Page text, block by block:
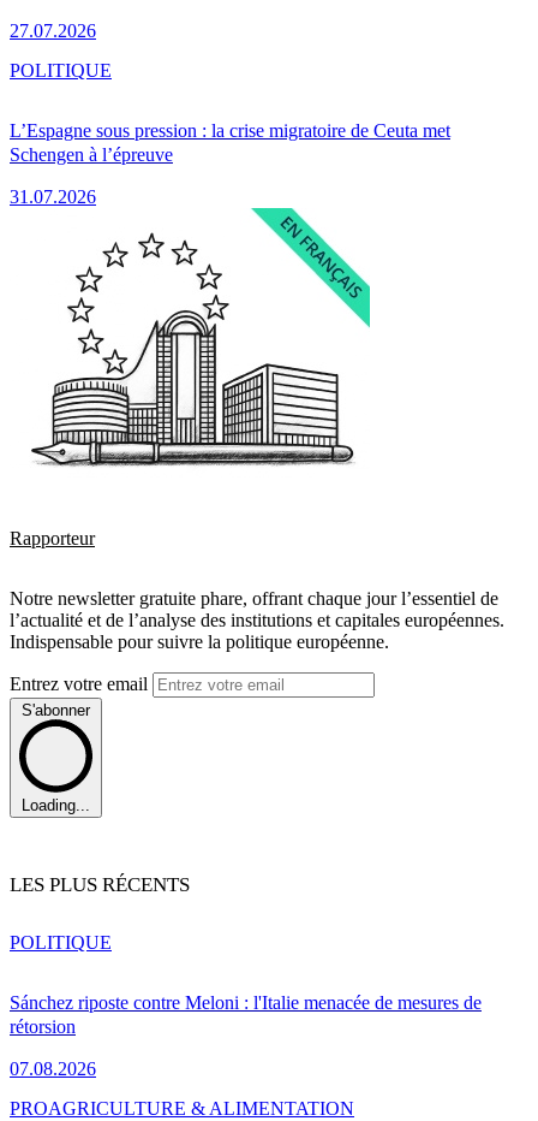
27.07.2026
L’Espagne sous pression : la crise migratoire de Ceuta met
Schengen à l’épreuve
31.07.2026
POLITIQUE
Rapporteur
Notre newsletter gratuite phare, offrant chaque jour l’essentiel de
l’actualité et de l’analyse des institutions et capitales européennes.
Indispensable pour suivre la politique européenne.
Entrez votre email
S'abonner
Loading...
LES PLUS RÉCENTS
Sánchez riposte contre Meloni : l'Italie menacée de mesures de
rétorsion
07.08.2026
POLITIQUE
PROAGRICULTURE & ALIMENTATION